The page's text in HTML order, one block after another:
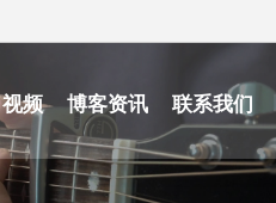
视频 博客资讯 联系我们